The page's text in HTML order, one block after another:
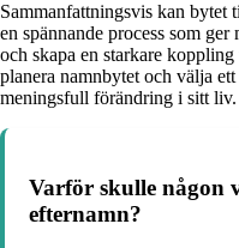
Sammanfattningsvis kan bytet
en spännande process som
och skapa en starkare
planera namnbytet och välja
meningsfull förändring i sitt liv.
Varför skulle någon
efternamn?